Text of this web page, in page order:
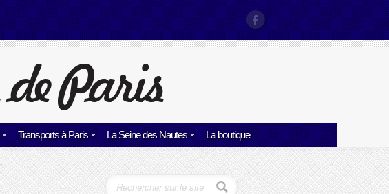
Transports à Paris La Seine des Nautes La boutique